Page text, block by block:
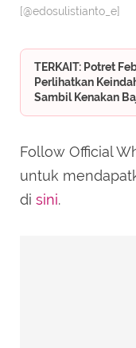
[@edosulistianto_e]
TERKAIT: Potret
Perlihatkan
Sambil Kenakan
Follow Official
untuk
di sini.